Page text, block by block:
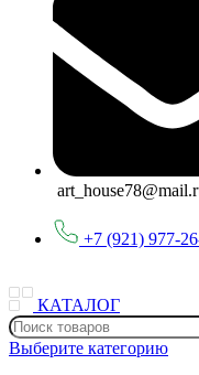
+7 (921) 977-
КАТАЛОГ
Выберите категорию